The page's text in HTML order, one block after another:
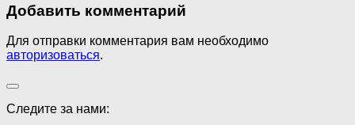
Добавить комментарий
Для отправки комментария вам необходимо
авторизоваться.
Следите за нами: